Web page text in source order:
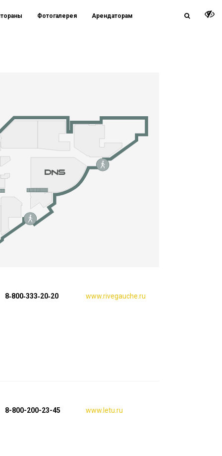
Фотогалерея Арендаторам
8‑800‑333‑20‑20 www.rivegauche.ru
8-800-200-23-45 www.letu.ru